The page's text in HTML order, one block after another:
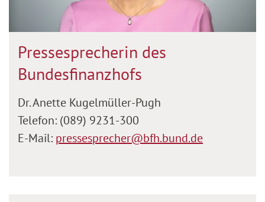
Pressesprecherin des
Bundesfinanzhofs
Dr. Anette Kugelmüller-Pugh
Telefon: (089) 9231-300
E-Mail: pressesprecher@bfh.bund.de